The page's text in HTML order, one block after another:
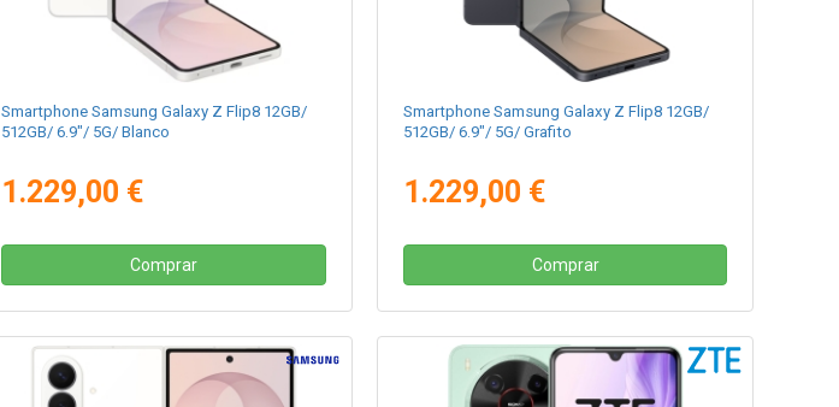
Smartphone Samsung Galaxy Z Flip8 12GB/
512GB/ 6.9"/ 5G/ Blanco
1.229,00 €
Comprar
Smartphone Samsung Galaxy Z Flip8 12GB/
512GB/ 6.9"/ 5G/ Grafito
1.229,00 €
Comprar